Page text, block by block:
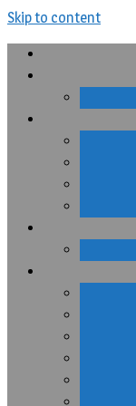
Skip to content